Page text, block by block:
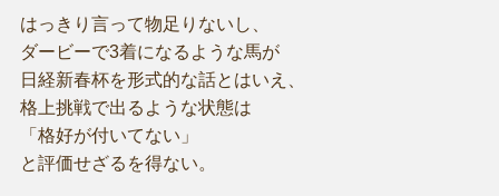
はっきり言って物足りないし、
ダービーで3着になるような馬が
日経新春杯を形式的な話とはいえ、
格上挑戦で出るような状態は
「格好が付いてない」
と評価せざるを得ない。